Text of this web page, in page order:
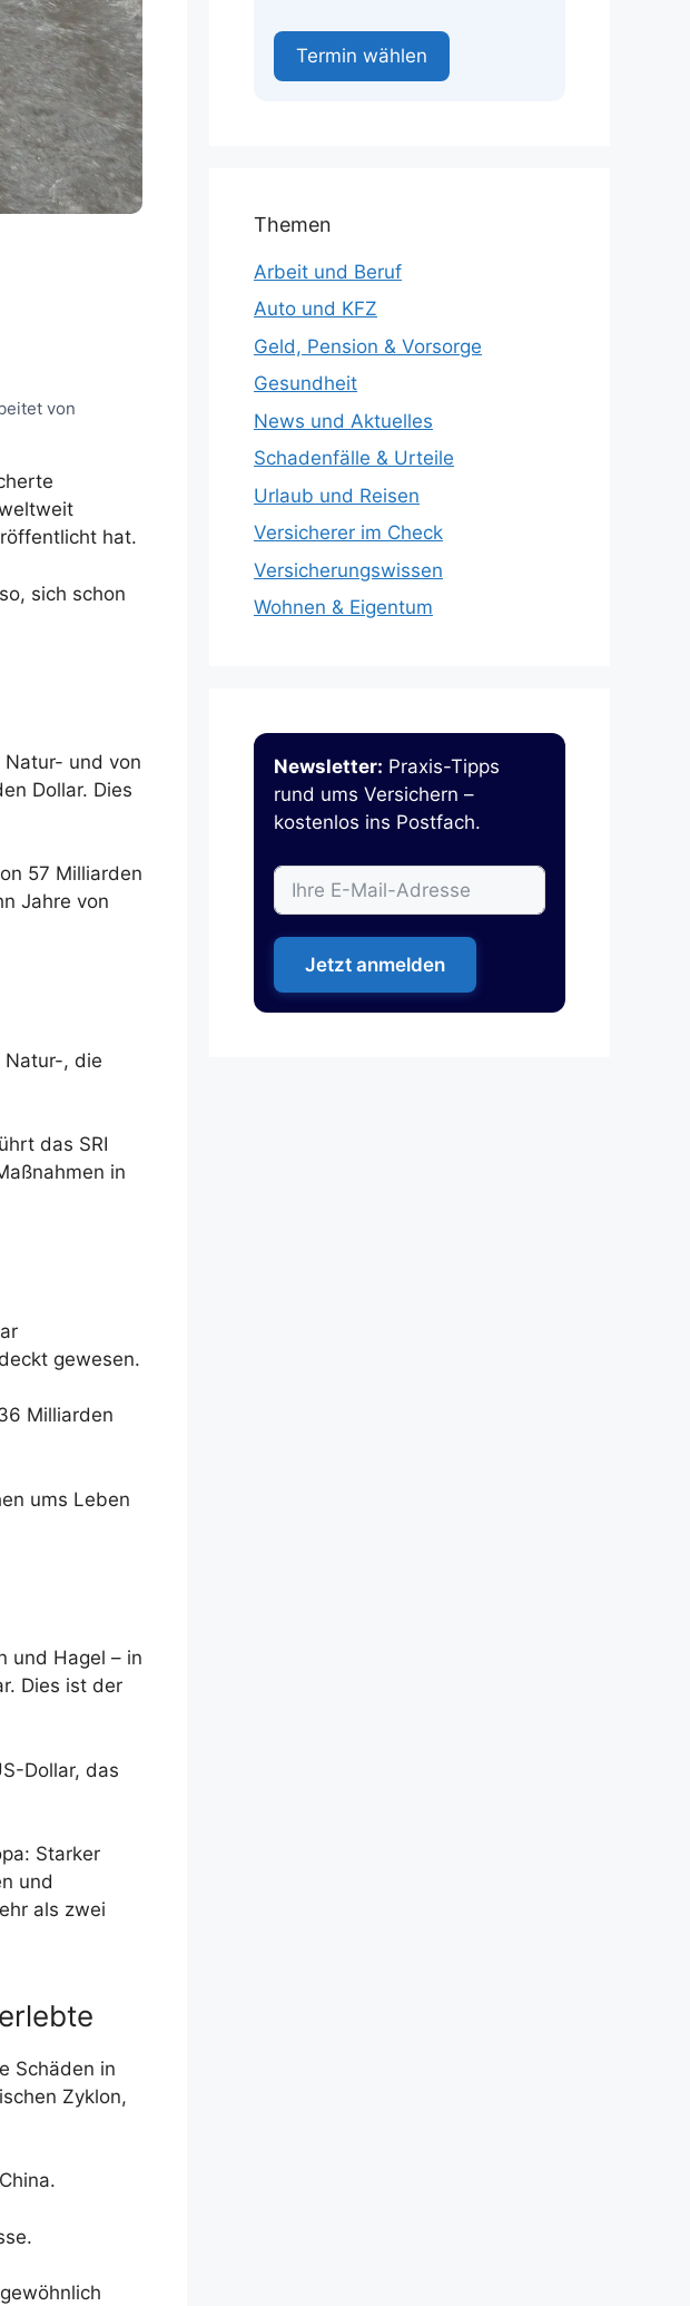
von
hat.
sich schon
Natur- und von
Dollar. Dies
57 Milliarden
Jahre von
Natur-, die
das SRI
in
gewesen.
Milliarden
ums Leben
und Hagel – in
Dies ist der
Dollar, das
Starker
und
als zwei
Schäden in
Zyklon,
Termin wählen
Themen
Arbeit und Beruf
Auto und KFZ
Geld, Pension & Vorsorge
Gesundheit
News und Aktuelles
Schadenfälle & Urteile
Urlaub und Reisen
Versicherer im Check
Versicherungswissen
Wohnen & Eigentum
Newsletter: Praxis-Tipps
rund ums Versichern –
kostenlos ins Postfach.
Jetzt anmelden